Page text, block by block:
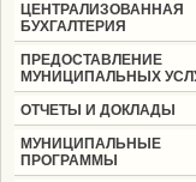
ЦЕНТРАЛИЗОВАННАЯ
БУХГАЛТЕРИЯ
ПРЕДОСТАВЛЕНИЕ
МУНИЦИПАЛЬНЫХ
ОТЧЕТЫ И ДОКЛАДЫ
МУНИЦИПАЛЬНЫЕ
ПРОГРАММЫ